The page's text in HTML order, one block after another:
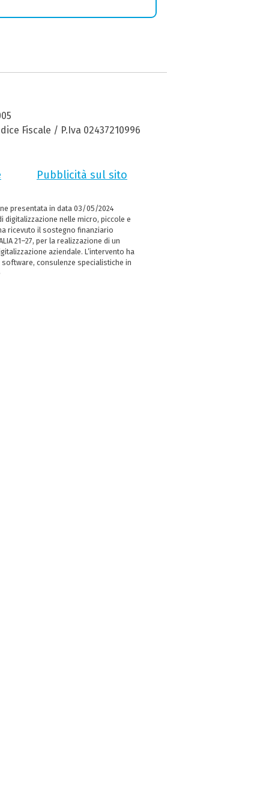
Fiscale / P.Iva 02437210996
Pubblicità sul sito
presentata in data 03/05/2024
digitalizzazione nelle micro, piccole e
ricevuto il sostegno finanziario
21–27, per la realizzazione di un
aziendale. L’intervento ha
consulenze specialistiche in